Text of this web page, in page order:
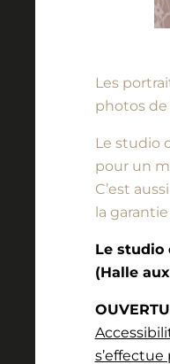
Les
photos de
Le studio
pour un
C’est
la
Le studio
(Halle